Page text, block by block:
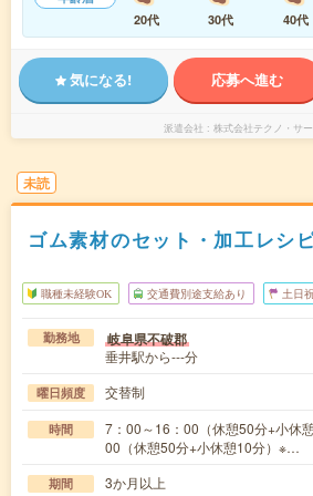
20代
30代 40代
気になる! 応募へ進む
派遣会社 株式会社テクノ・サ
未読
ゴム素材のセット・加工レシ
職種未経験OK 交通費別途支給あり 土日
勤務地 岐阜県不破郡
垂井駅から---分
曜日頻度 交替制
時間
7：00～16：00（休憩50分+小休
00（休憩50分+小休憩10分）※…
期間 3か月以上